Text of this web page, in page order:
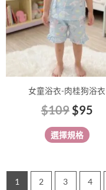
女童浴衣-肉桂狗浴衣
$109 $95
選擇規格
款
式。
可
在
產
頁
面
選
擇
項
1
2 3 4